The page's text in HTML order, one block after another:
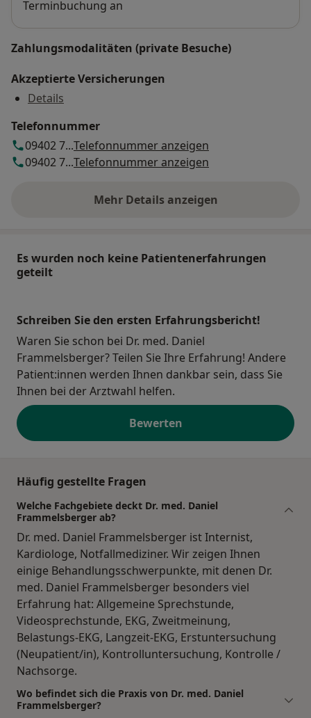
Terminbuchung an
Zahlungsmodalitäten (private Besuche)
Akzeptierte Versicherungen
Details
Telefonnummer
09402 7...Telefonnummer anzeigen
09402 7...Telefonnummer anzeigen
Mehr Details anzeigen
über die Adresse
Es wurden noch keine Patientenerfahrungen
geteilt
Schreiben Sie den ersten Erfahrungsbericht!
Waren Sie schon bei Dr. med. Daniel
Frammelsberger? Teilen Sie Ihre Erfahrung! Andere
Patient:innen werden Ihnen dankbar sein, dass Sie
Ihnen bei der Arztwahl helfen.
Bewerten
Häufig gestellte Fragen
Welche Fachgebiete deckt Dr. med. Daniel
Frammelsberger ab?
Dr. med. Daniel Frammelsberger ist Internist,
Kardiologe, Notfallmediziner. Wir zeigen Ihnen
einige Behandlungsschwerpunkte, mit denen Dr.
med. Daniel Frammelsberger besonders viel
Erfahrung hat: Allgemeine Sprechstunde,
Videosprechstunde, EKG, Zweitmeinung,
Belastungs-EKG, Langzeit-EKG, Erstuntersuchung
(Neupatient/in), Kontrolluntersuchung, Kontrolle /
Nachsorge.
Wo befindet sich die Praxis von Dr. med. Daniel
Frammelsberger?